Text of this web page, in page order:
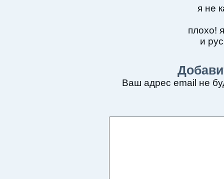
я не
плохо!
и
Ваш адрес email не